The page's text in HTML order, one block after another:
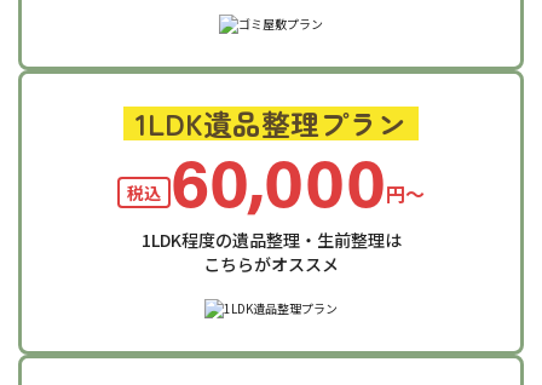
1LDK遺品整理プラン
税込 60,000円〜
1LDK程度の遺品整理・生前整理は
こちらがオススメ